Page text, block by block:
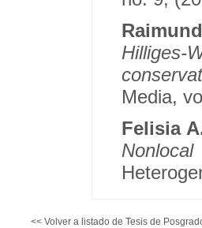
Media,
Felisia
<< Volver a listado de Tesis de